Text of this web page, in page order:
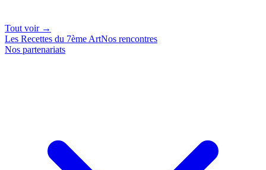
Tout voir →
Les Recettes du 7ème ArtNos rencontres
Nos partenariats